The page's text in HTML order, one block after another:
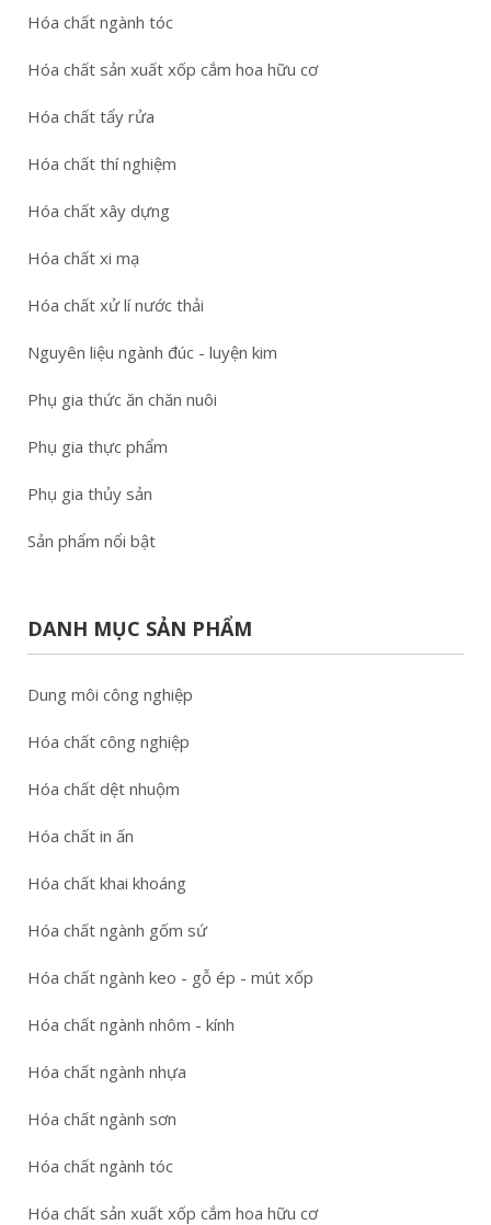
Hóa chất ngành tóc
Hóa chất sản xuất xốp cắm hoa hữu cơ
Hóa chất tẩy rửa
Hóa chất thí nghiệm
Hóa chất xây dựng
Hóa chất xi mạ
Hóa chất xử lí nước thải
Nguyên liệu ngành đúc - luyện kim
Phụ gia thức ăn chăn nuôi
Phụ gia thực phẩm
Phụ gia thủy sản
Sản phẩm nổi bật
DANH MỤC SẢN PHẨM
Dung môi công nghiệp
Hóa chất công nghiệp
Hóa chất dệt nhuộm
Hóa chất in ấn
Hóa chất khai khoáng
Hóa chất ngành gốm sứ
Hóa chất ngành keo - gỗ ép - mút xốp
Hóa chất ngành nhôm - kính
Hóa chất ngành nhựa
Hóa chất ngành sơn
Hóa chất ngành tóc
Hóa chất sản xuất xốp cắm hoa hữu cơ